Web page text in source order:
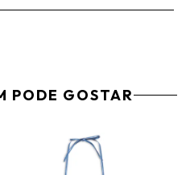
PODE GOSTAR